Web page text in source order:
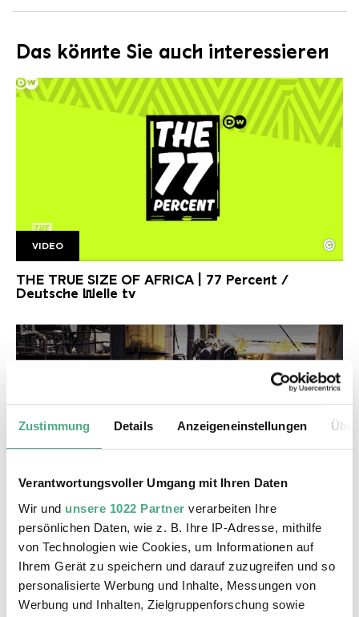
Zustimmung Details Anzeigeneinstellungen
Verantwortungsvoller Umgang mit Ihren Daten
Wir und unsere 1022 Partner verarbeiten Ihre
persönlichen Daten, wie z. B. Ihre IP-Adresse, mithilfe
von Technologien wie Cookies, um Informationen auf
Ihrem Gerät zu speichern und darauf zuzugreifen und so
personalisierte Werbung und Inhalte, Messungen von
Werbung und Inhalten, Zielgruppenforschung sowie
Das könnte Sie auch interessieren
77 Percent.
Copyright: Deutsche Welle
©
VIDEO
THE TRUE SIZE OF AFRICA | 77 Percent /
Deutsche Welle tv
SR Kongoastronauts
Copyright: Saarländischer Rundfunk
THE TRUE SIZE OF AFRICA - Kongo Astronauts /
SR Wir im Saarland Kultur - extra